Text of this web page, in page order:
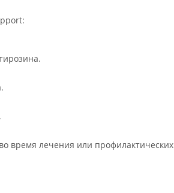
время лечения или профилактических